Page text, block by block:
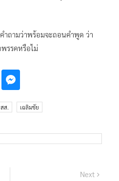
ำถามว่าพร้อมจะถอนคำพูด ว่า
พรรคหรือไม่​
สส.​ เฉลิมชัย
Next